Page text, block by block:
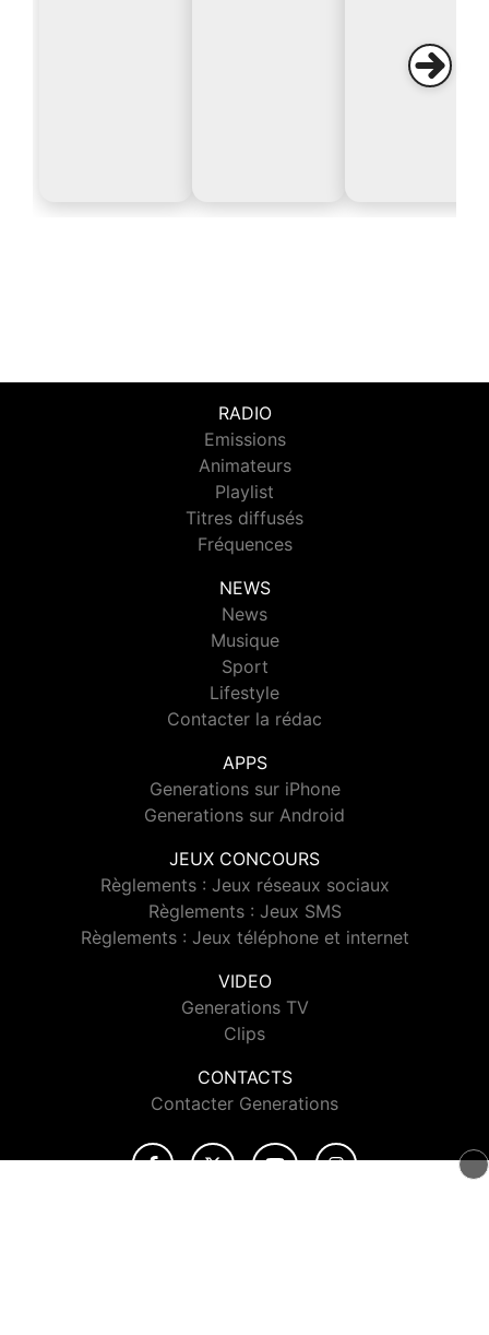
RADIO
Emissions
Animateurs
Playlist
Titres diffusés
Fréquences
NEWS
News
Musique
Sport
Lifestyle
Contacter la rédac
APPS
Generations sur iPhone
Generations sur Android
JEUX CONCOURS
Règlements : Jeux réseaux sociaux
Règlements : Jeux SMS
Règlements : Jeux téléphone et internet
VIDEO
Generations TV
Clips
CONTACTS
Contacter Generations